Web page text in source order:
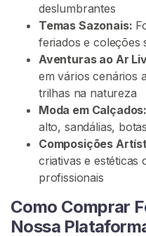
deslumbrantes
Temas Sazonais:
feriados e coleções
Aventuras ao Ar
em vários cenários
trilhas na natureza
Moda em Calçados:
alto, sandálias,
Composições
criativas e estéticas
profissionais
Como Comprar
Nossa
n
e
o
o
P
é